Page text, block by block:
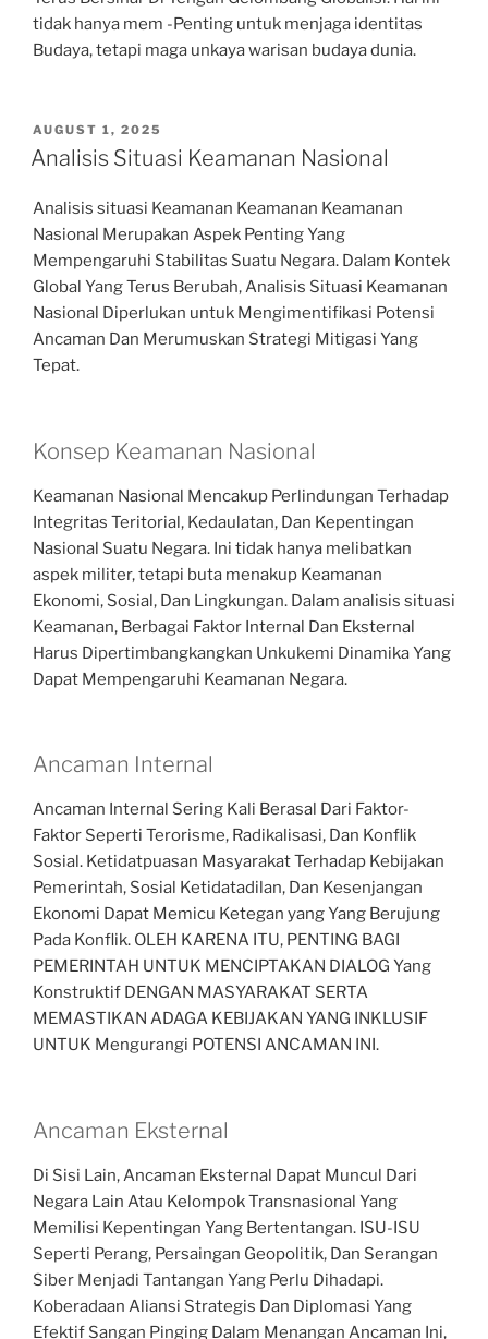
tidak hanya mem -Penting untuk menjaga identitas
Budaya, tetapi maga unkaya warisan budaya dunia.
POSTED
ON
AUGUST 1, 2025
Analisis Situasi Keamanan Nasional
Analisis situasi Keamanan Keamanan Keamanan
Nasional Merupakan Aspek Penting Yang
Mempengaruhi Stabilitas Suatu Negara. Dalam Kontek
Global Yang Terus Berubah, Analisis Situasi Keamanan
Nasional Diperlukan untuk Mengimentifikasi Potensi
Ancaman Dan Merumuskan Strategi Mitigasi Yang
Tepat.
Konsep Keamanan Nasional
Keamanan Nasional Mencakup Perlindungan Terhadap
Integritas Teritorial, Kedaulatan, Dan Kepentingan
Nasional Suatu Negara. Ini tidak hanya melibatkan
aspek militer, tetapi buta menakup Keamanan
Ekonomi, Sosial, Dan Lingkungan. Dalam analisis situasi
Keamanan, Berbagai Faktor Internal Dan Eksternal
Harus Dipertimbangkangkan Unkukemi Dinamika Yang
Dapat Mempengaruhi Keamanan Negara.
Ancaman Internal
Ancaman Internal Sering Kali Berasal Dari Faktor-
Faktor Seperti Terorisme, Radikalisasi, Dan Konflik
Sosial. Ketidatpuasan Masyarakat Terhadap Kebijakan
Pemerintah, Sosial Ketidatadilan, Dan Kesenjangan
Ekonomi Dapat Memicu Ketegan yang Yang Berujung
Pada Konflik. OLEH KARENA ITU, PENTING BAGI
PEMERINTAH UNTUK MENCIPTAKAN DIALOG Yang
Konstruktif DENGAN MASYARAKAT SERTA
MEMASTIKAN ADAGA KEBIJAKAN YANG INKLUSIF
UNTUK Mengurangi POTENSI ANCAMAN INI.
Ancaman Eksternal
Di Sisi Lain, Ancaman Eksternal Dapat Muncul Dari
Negara Lain Atau Kelompok Transnasional Yang
Memilisi Kepentingan Yang Bertentangan. ISU-ISU
Seperti Perang, Persaingan Geopolitik, Dan Serangan
Siber Menjadi Tantangan Yang Perlu Dihadapi.
Koberadaan Aliansi Strategis Dan Diplomasi Yang
Efektif Sangan Pinging Dalam Menangan Ancaman Ini,